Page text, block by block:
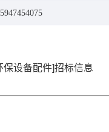
设备配件]招标信息